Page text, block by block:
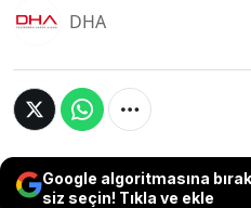
DHA
Google algoritmasına
siz seçin! Tıkla ve ekle